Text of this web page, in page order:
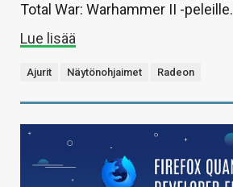
Total War: Warhammer II -peleille.
Lue lisää
Ajurit Näytönohjaimet Radeon